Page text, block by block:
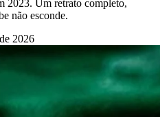
2023. Um retrato completo,
não esconde.
2026